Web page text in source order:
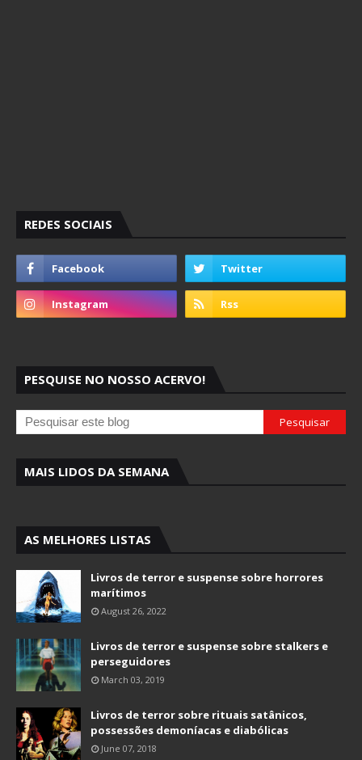
REDES SOCIAIS
PESQUISE NO NOSSO ACERVO!
MAIS LIDOS DA SEMANA
AS MELHORES LISTAS
Livros de terror e suspense sobre horrores
marítimos
August 26, 2022
Livros de terror e suspense sobre stalkers e
perseguidores
March 03, 2019
Livros de terror sobre rituais satânicos,
possessões demoníacas e diabólicas
June 07, 2018